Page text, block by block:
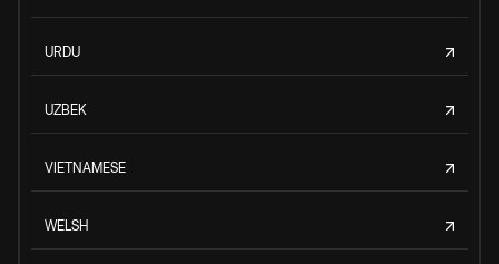
URDU
UZBEK
VIETNAMESE
WELSH